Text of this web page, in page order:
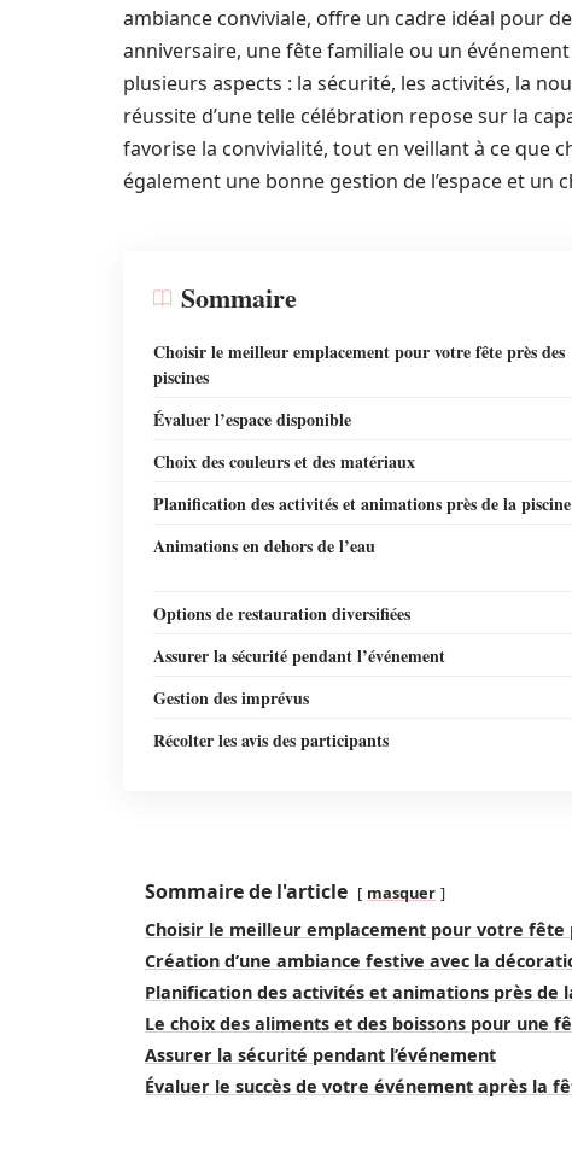
ambiance conviviale, offre un cadre idéal pour
anniversaire, une fête familiale ou un
plusieurs aspects : la sécurité, les activités, la
réussite d’une telle célébration repose sur la
favorise la convivialité, tout en veillant à ce que
également une bonne gestion de l’espace et un
Sommaire
Choisir le meilleur emplacement pour votre fête près des
piscines
Évaluer l’espace disponible
Choix des couleurs et des matériaux
Planification des activités et animations près de la piscine
Animations en dehors de l’eau
Options de restauration diversifiées
Assurer la sécurité pendant l’événement
Gestion des imprévus
Récolter les avis des participants
Sommaire de l'article masquer
Choisir le meilleur emplacement pour votre fête
Création d’une ambiance festive avec la
Planification des activités et animations près de
Le choix des aliments et des boissons pour une
Assurer la sécurité pendant l’événement
Évaluer le succès de votre événement après la